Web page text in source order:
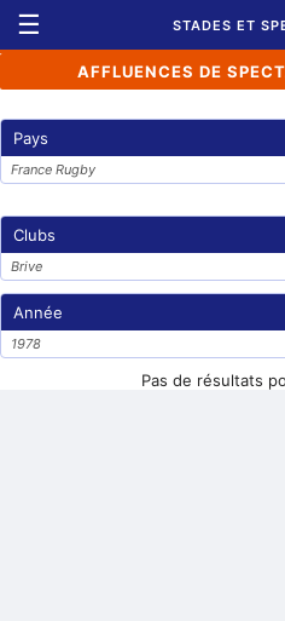
☰ STADES ET
AFFLUENCES DE
Pays
France Rugby
Clubs
Brive
Année
1978
Pas de résultats